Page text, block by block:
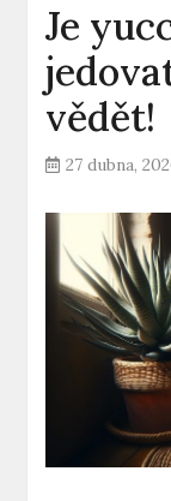
Je
vědět!
27 dubna,